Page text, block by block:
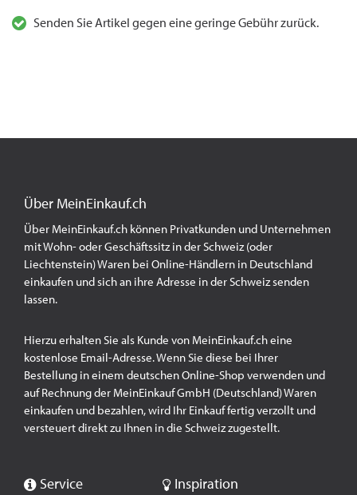
Senden Sie Artikel gegen eine geringe Gebühr zurück.
Über MeinEinkauf.ch
Über MeinEinkauf.ch können Privatkunden und Unternehmen
mit Wohn- oder Geschäftssitz in der Schweiz (oder
Liechtenstein) Waren bei Online-Händlern in Deutschland
einkaufen und sich an ihre Adresse in der Schweiz senden
lassen.
Hierzu erhalten Sie als Kunde von MeinEinkauf.ch eine
kostenlose Email-Adresse. Wenn Sie diese bei Ihrer
Bestellung in einem deutschen Online-Shop verwenden und
auf Rechnung der MeinEinkauf GmbH (Deutschland) Waren
einkaufen und bezahlen, wird Ihr Einkauf fertig verzollt und
versteuert direkt zu Ihnen in die Schweiz zugestellt.
Service Inspiration